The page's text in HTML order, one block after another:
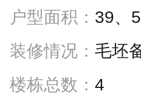
户型面积： 39、
装修情况： 毛坯备案
楼栋总数： 4